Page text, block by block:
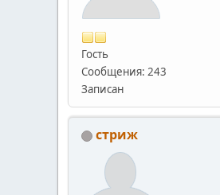
Гость
Сообщения: 243
Записан
стриж